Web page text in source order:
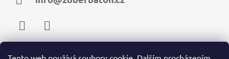
FacebookInstagram